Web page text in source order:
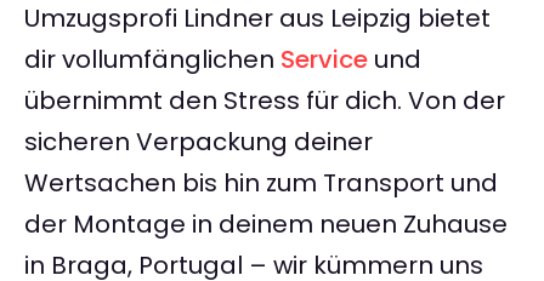
Umzugsprofi Lindner aus Leipzig bietet
dir vollumfänglichen Service und
übernimmt den Stress für dich. Von der
sicheren Verpackung deiner
Wertsachen bis hin zum Transport und
der Montage in deinem neuen Zuhause
in Braga, Portugal – wir kümmern uns